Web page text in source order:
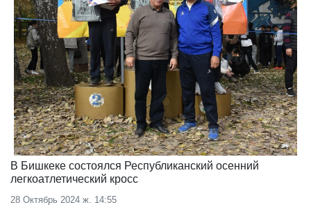
В Бишкеке состоялся Республиканский осенний
легкоатлетический кросс
28 Октябрь 2024 ж. 14:55